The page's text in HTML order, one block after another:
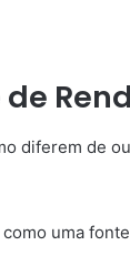
diferem de
uma